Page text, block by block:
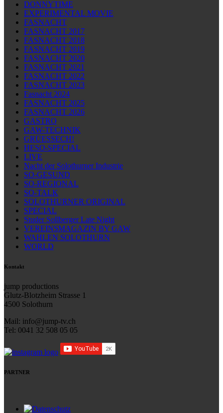
DONNYTIME
EXPERIMENTAL MOVIE
FASNACHT
FASNACHT 2017
FASNACHT 2018
FASNACHT 2019
FASNACHT 2020
FASNACHT 2021
FASNACHT 2022
FASNACHT 2023
Fasnacht 2024
FASNACHT 2025
FASNACHT 2026
GASTRO
GAW-TECHNIK
GRÜESSECH!
HESO-SPECIAL
LIVE
Nacht der Solothurner Industrie
SO-GESUND
SO-REGIONAL
SO-TALK
SOLOTHURNER ORIGINAL
SPECIAL
Studer Sollberger Late Night
VEREINSMAGAZIN BY GAW
WAHLEN SOLOTHURN
WORLD
Kontakt
jump productions
Glutz-Blotzheim Strasse 1
4500 Solothurn
Mail: info@jump-tv.ch
Tel: 0041 32 508 05 05
PARTNER